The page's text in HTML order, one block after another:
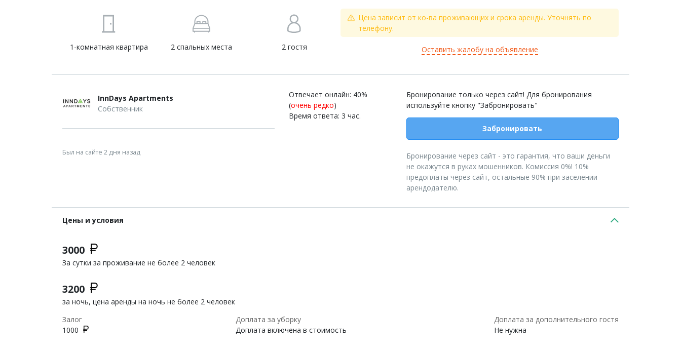
1-комнатная квартира 2 спальных места 2 гостя
Цена зависит от ко-ва проживающих и срока аренды. Уточнять по
телефону.
Оставить жалобу на объявление
InnDays Apartments
Собственник
Был на сайте 2 дня назад
Отвечает онлайн: 40%
(очень редко)
Время ответа: 3 час.
Бронирование только через сайт! Для бронирования
используйте кнопку "Забронировать"
Забронировать
Бронирование через сайт - это гарантия, что ваши деньги
не окажутся в руках мошенников. Комиссия 0%! 10%
предоплаты через сайт, остальные 90% при заселении
арендодателю.
Цены и условия
3000
За сутки за проживание не более 2 человек
3200
за ночь, цена аренды на ночь не более 2 человек
Залог
1000
Доплата за уборку
Доплата включена в стоимость
Доплата за дополнительного гостя
Не нужна